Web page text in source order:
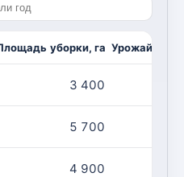
уборки, га
3 400
5 700
4 900